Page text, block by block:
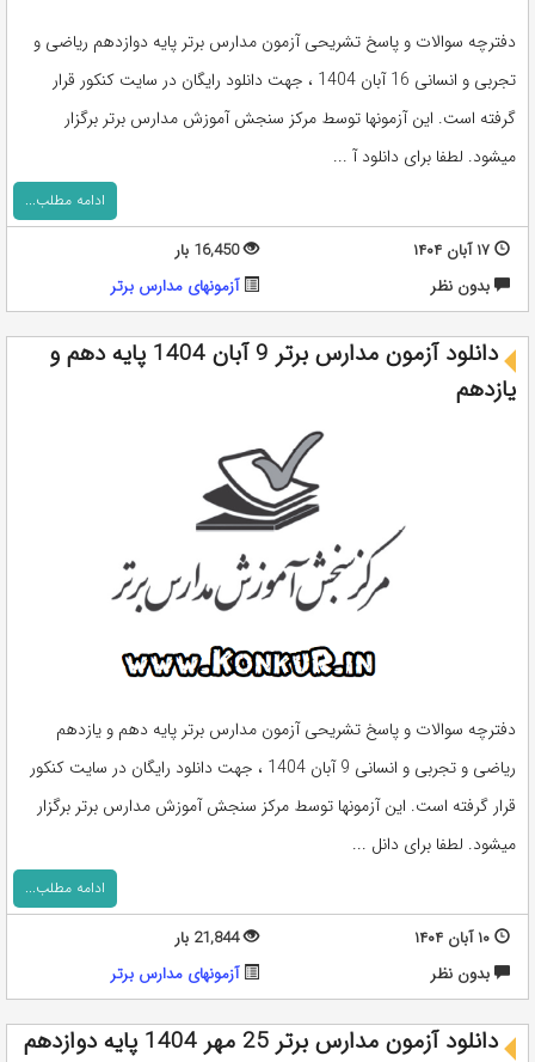
دفترچه سوالات و پاسخ تشریحی آزمون مدارس برتر پایه دوازدهم ریاضی و
تجربی و انسانی 16 آبان 1404 ، جهت دانلود رایگان در سایت کنکور قرار
گرفته است. این آزمونها توسط مرکز سنجش آموزش مدارس برتر برگزار
میشود. لطفا برای دانلود آ ...
ادامه مطلب...
۱۷ آبان ۱۴۰۴
16,450 بار
بدون نظر
آزمونهای مدارس برتر
دانلود آزمون مدارس برتر 9 آبان 1404 پایه دهم و
یازدهم
دفترچه سوالات و پاسخ تشریحی آزمون مدارس برتر پایه دهم و یازدهم
ریاضی و تجربی و انسانی 9 آبان 1404 ، جهت دانلود رایگان در سایت کنکور
قرار گرفته است. این آزمونها توسط مرکز سنجش آموزش مدارس برتر برگزار
میشود. لطفا برای دانل ...
ادامه مطلب...
۱۰ آبان ۱۴۰۴
21,844 بار
بدون نظر
آزمونهای مدارس برتر
دانلود آزمون مدارس برتر 25 مهر 1404 پایه دوازدهم